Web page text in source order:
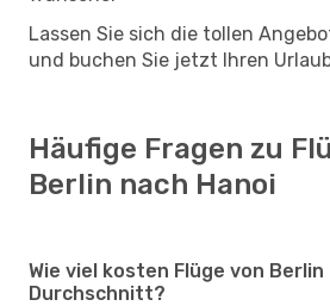
Lassen Sie sich die tollen
und buchen Sie jetzt Ihren
Häufige Fragen zu
Berlin nach Hanoi
Wie viel kosten Flüge von Berlin
Durchschnitt?